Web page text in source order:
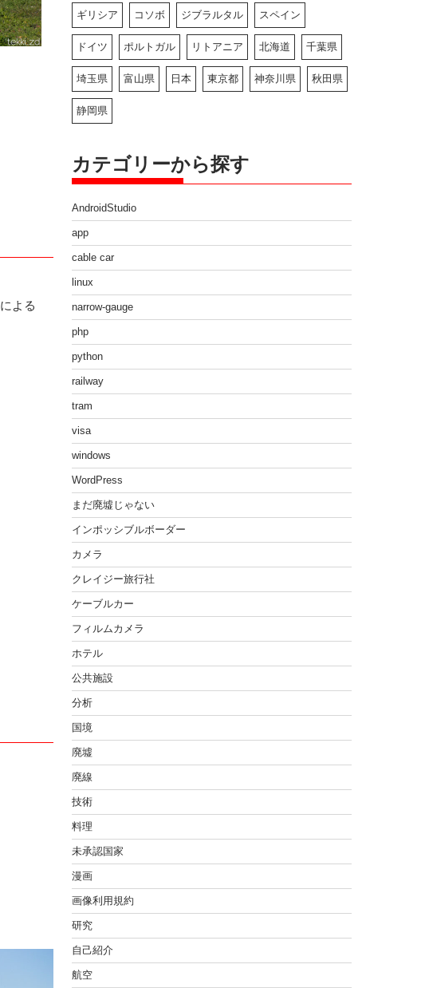
よる
ギリシア コソボ ジブラルタル スペイン
ドイツ ポルトガル リトアニア 北海道 千葉県
埼玉県 富山県 日本 東京都 神奈川県 秋田県
静岡県
カテゴリーから探す
AndroidStudio
app
cable car
linux
narrow-gauge
php
python
railway
tram
visa
windows
WordPress
まだ廃墟じゃない
インポッシブルボーダー
カメラ
クレイジー旅行社
ケーブルカー
フィルムカメラ
ホテル
公共施設
分析
国境
廃墟
廃線
技術
料理
未承認国家
漫画
画像利用規約
研究
自己紹介
航空